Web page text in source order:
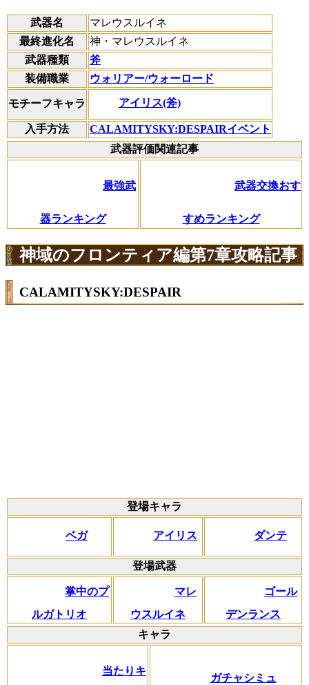
武器名
マレウスルイネ
最終進化名
神・マレウスルイネ
武器種類
斧
装備職業
ウォリアー/ウォーロード
モチーフキャラ アイリス(斧)
入手方法
CALAMITYSKY:DESPAIRイベント
武器評価関連記事
最強武
器ランキング
武器交換おす
すめランキング
神域のフロンティア編第7章攻略記事
CALAMITYSKY:DESPAIR
登場キャラ
ベガ アイリス ダンテ
登場武器
掌中のプ
ルガトリオ
マレ
ウスルイネ
ゴール
デンランス
キャラ
当たりキ
ガチャシミュ